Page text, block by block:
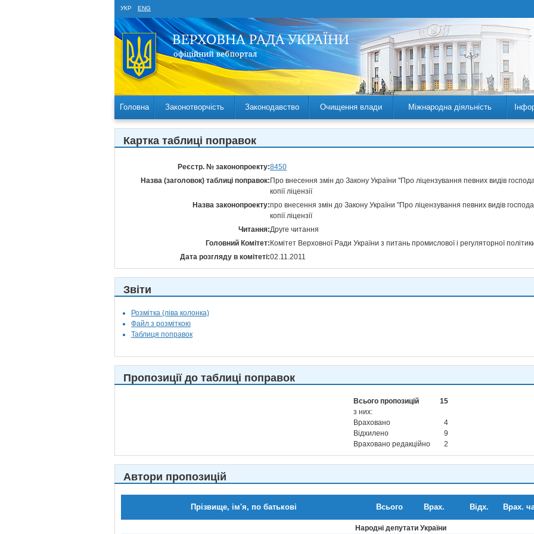
УКР ENG
Головна Законотворчість Законодавство Очищення влади Міжнародна діяльність
Картка таблиці поправок
Реєстр. № законопроекту:8450
Назва (заголовок) таблиці поправок: Про внесення змін до Закону України ''Про ліцензування певних видів
копії ліцензії
Назва законопроекту:про внесення змін до Закону України "Про ліцензування певних видів
копії ліцензії
Читання:Друге читання
Головний Комітет: Комітет Верховної Ради України з питань промислової і регуляторної
Дата розгляду в комітеті:02.11.2011
Звіти
Розмітка (ліва колонка)
Файл з розміткою
Таблиця поправок
Пропозиції до таблиці поправок
Всього пропозицій
15
з них:
Враховано
4
Відхилено
9
Враховано редакційно
2
Автори пропозицій
Прізвище, ім'я, по батькові Всього Врах. Відх. Врах.
Народні депутати України